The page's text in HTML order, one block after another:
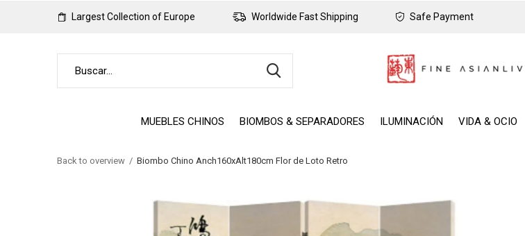
MUEBLES CHINOS BIOMBOS & SEPARADORES ILUMINACIÓN VIDA & OCIO
Largest Collection of Europe Worldwide Fast Shipping Safe Payment
Back to overview Biombo Chino Anch160xAlt180cm Flor de Loto Retro